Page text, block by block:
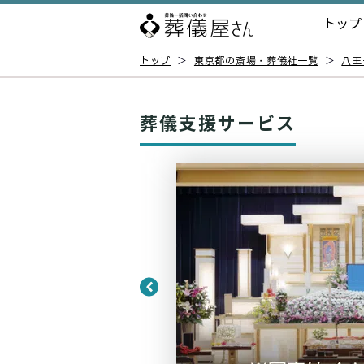
トップ
トップ ＞ 東京都の斎場・葬儀社一覧 ＞ 八
葬儀支援サービス